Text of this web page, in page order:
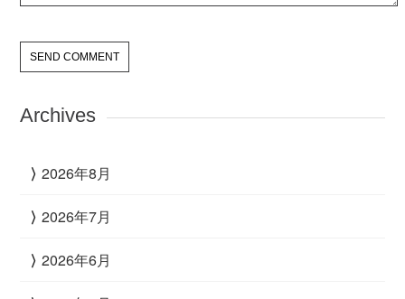
Archives
2026年8月
2026年7月
2026年6月